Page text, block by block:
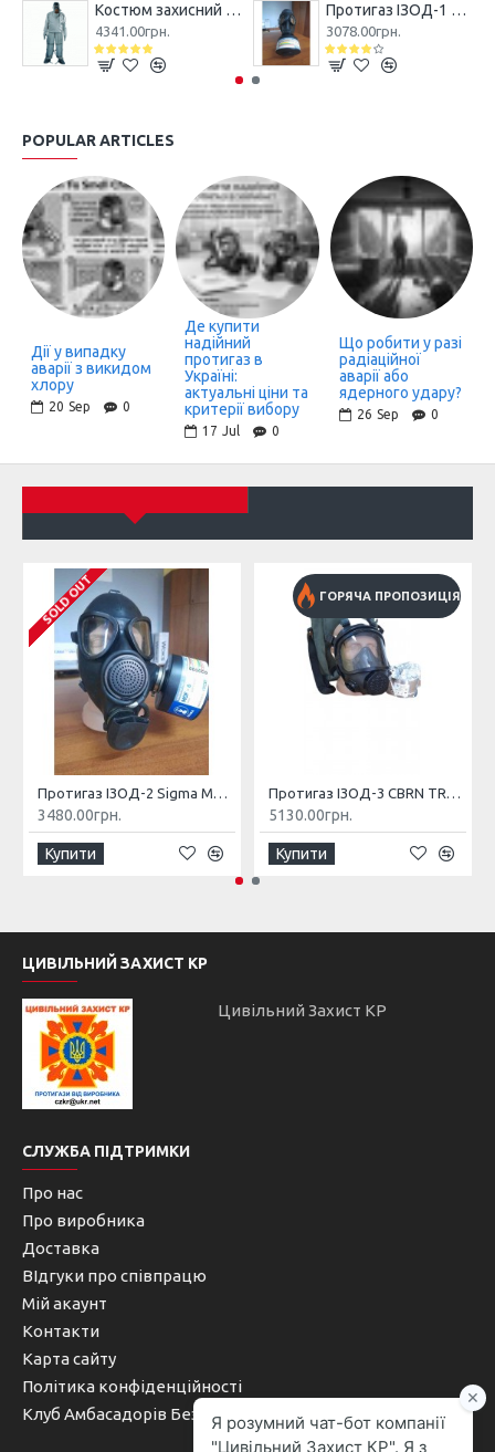
Костюм захисний Л-1 (легкий)
4341.00грн.
Протигаз ІЗОД-1 SIGMA CBRN
3078.00грн.
POPULAR ARTICLES
Дії у випадку
аварії з викидом
хлору
20 Sep 0
Де купити
надійний
протигаз в
Україні:
актуальні ціни та
критерії вибору
17 Jul 0
Що робити у разі
радіаційної
аварії або
ядерного удару?
26 Sep 0
SOLD OUT
Протигаз ІЗОД-2 Sigma MOF-6 типу ГП-7
3480.00грн.
Купити
ГОРЯЧА ПРОПОЗИЦІЯ
Протигаз ІЗОД-3 CBRN TRAYAL типу ГП-9
5130.00грн.
Купити
ЦИВІЛЬНИЙ ЗАХИСТ КР
Цивільний Захист КР
СЛУЖБА ПІДТРИМКИ
Про нас
Про виробника
Доставка
ВІдгуки про співпрацю
Мій акаунт
Контакти
Карта сайту
Політика конфіденційності
Клуб Амбасадорів Безпеки